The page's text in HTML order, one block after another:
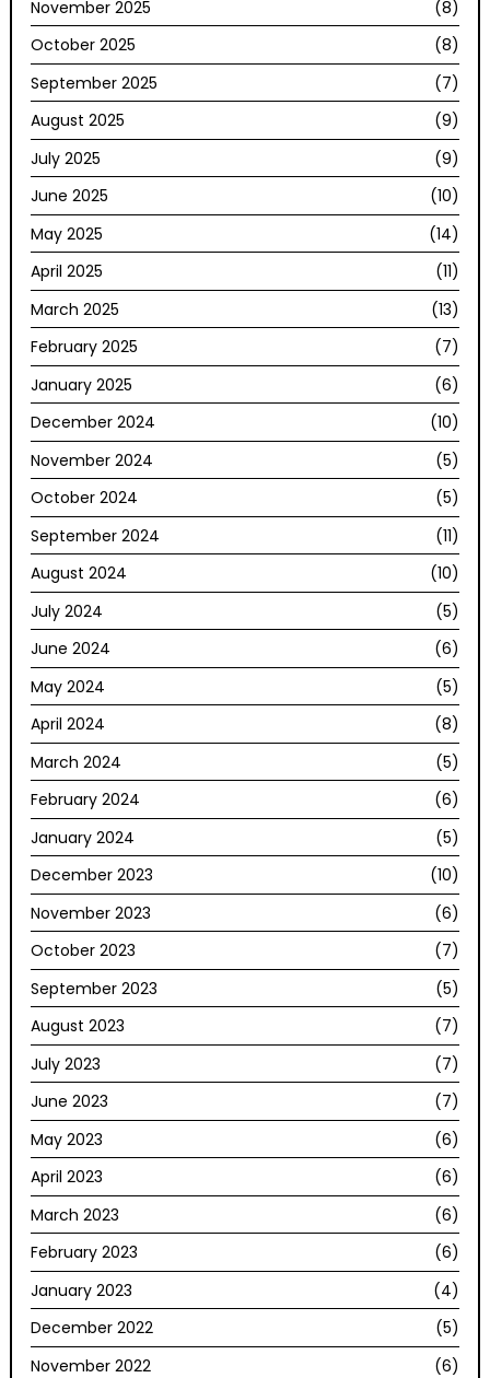
November 2025
(8)
October 2025
(8)
September 2025
(7)
August 2025
(9)
July 2025
(9)
June 2025
(10)
May 2025
(14)
April 2025
(11)
March 2025
(13)
February 2025
(7)
January 2025
(6)
December 2024
(10)
November 2024
(5)
October 2024
(5)
September 2024
(11)
August 2024
(10)
July 2024
(5)
June 2024
(6)
May 2024
(5)
April 2024
(8)
March 2024
(5)
February 2024
(6)
January 2024
(5)
December 2023
(10)
November 2023
(6)
October 2023
(7)
September 2023
(5)
August 2023
(7)
July 2023
(7)
June 2023
(7)
May 2023
(6)
April 2023
(6)
March 2023
(6)
February 2023
(6)
January 2023
(4)
December 2022
(5)
November 2022
(6)